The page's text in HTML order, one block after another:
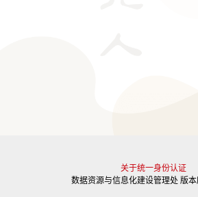
关于统一身份认证
数据资源与信息化建设管理处 版